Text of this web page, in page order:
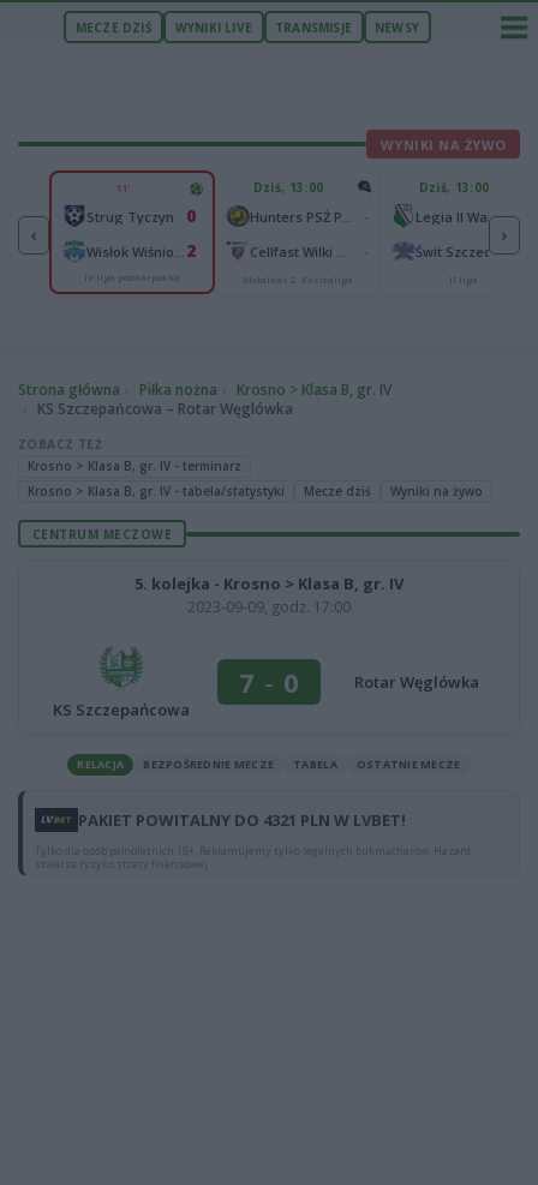
MECZE DZIŚ WYNIKI LIVE TRANSMISJE NEWSY
WYNIKI NA ŻYWO
‹
2
2
11'
Strug Tyczyn 0
2
IV liga podkarpacka
Dziś, 13:00
Metalkas 2. Ekstraliga
Dziś, 13:00
Legia II Warszawa
Świt Szczecin
II liga
›
Strona główna Piłka nożna
Krosno > Klasa B, gr. IV
KS Szczepańcowa – Rotar Węglówka
ZOBACZ TEŻ
Krosno > Klasa B, gr. IV - terminarz
Krosno > Klasa B, gr. IV - tabela/statystyki
Mecze dziś Wyniki na żywo
CENTRUM MECZOWE
5. kolejka - Krosno > Klasa B, gr. IV
2023-09-09, godz. 17:00
KS Szczepańcowa
7 - 0 Rotar Węglówka
RELACJA BEZPOŚREDNIE MECZE TABELA OSTATNIE MECZE
PAKIET POWITALNY DO 4321 PLN W LVBET!
Tylko dla osób pełnoletnich 18+. Reklamujemy tylko legalnych bukmacherów. Hazard
stwarza ryzyko straty finansowej.